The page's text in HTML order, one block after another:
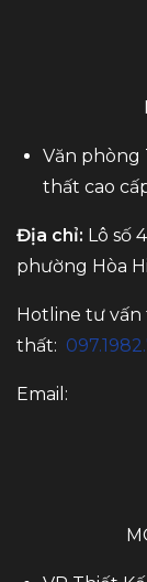
Văn phòng
thất cao
Địa chỉ: Lô số
phường Hòa
Hotline tư
thất:
Email: